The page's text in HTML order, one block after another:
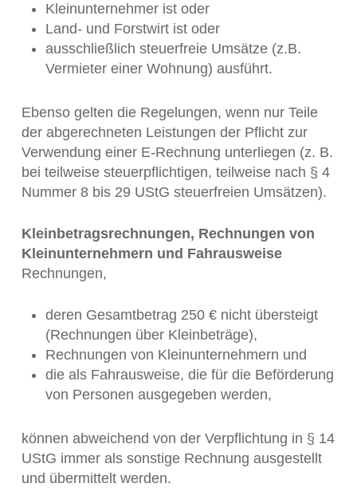
Kleinunternehmer ist oder
Land- und Forstwirt ist oder
ausschließlich steuerfreie Umsätze (z.B.
Vermieter einer Wohnung) ausführt.
Ebenso gelten die Regelungen, wenn nur Teile
der abgerechneten Leistungen der Pflicht zur
Verwendung einer E-Rechnung unterliegen (z. B.
bei teilweise steuerpflichtigen, teilweise nach § 4
Nummer 8 bis 29 UStG steuerfreien Umsätzen).
Kleinbetragsrechnungen, Rechnungen von
Kleinunternehmern und Fahrausweise
Rechnungen,
deren Gesamtbetrag 250 € nicht übersteigt
(Rechnungen über Kleinbeträge),
Rechnungen von Kleinunternehmern und
die als Fahrausweise, die für die Beförderung
von Personen ausgegeben werden,
können abweichend von der Verpflichtung in § 14
UStG immer als sonstige Rechnung ausgestellt
und übermittelt werden.